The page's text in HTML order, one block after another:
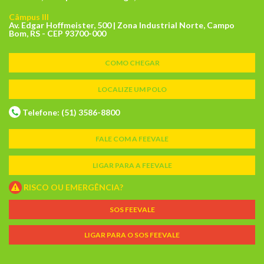
Câmpus III
Av. Edgar Hoffmeister, 500 | Zona Industrial Norte, Campo
Bom, RS - CEP 93700-000
COMO CHEGAR
LOCALIZE UM POLO
Telefone: (51) 3586-8800
FALE COM A FEEVALE
LIGAR PARA A FEEVALE
RISCO OU EMERGÊNCIA?
SOS FEEVALE
LIGAR PARA O SOS FEEVALE